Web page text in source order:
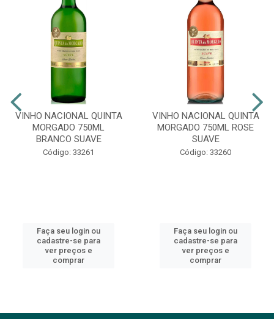
VINHO NACIONAL QUINTA
MORGADO 750ML
BRANCO SUAVE
Código: 33261
Faça seu login ou
cadastre-se para
ver preços e
comprar
VINHO NACIONAL QUINTA
MORGADO 750ML ROSE
SUAVE
Código: 33260
Faça seu login ou
cadastre-se para
ver preços e
comprar